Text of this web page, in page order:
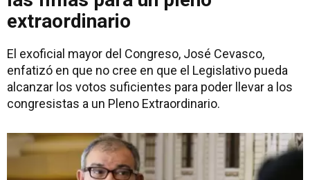
extraordinario
El exoficial mayor del Congreso, José Cevasco,
enfatizó en que no cree en que el Legislativo pueda
alcanzar los votos suficientes para poder llevar a los
congresistas a un Pleno Extraordinario.